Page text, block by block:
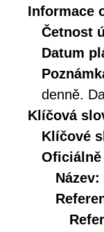
Informace
Četnost
Datum
denně.
Klíčová
Klíčové
Název: